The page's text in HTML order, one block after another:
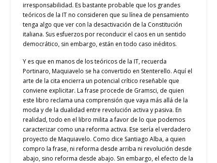
irresponsabilidad. Es bastante probable que los grandes
teóricos de la IT no consideren que su línea de pensamiento
tenga algo que ver con la desactivación de la Constitución
italiana. Sus esfuerzos por reconducir el caos en un sentido
democrático, sin embargo, están en todo caso inéditos.
Y es que en manos de los teóricos de la IT, recuerda
Portinaro, Maquiavelo se ha convertido en Stenterello. Aquí el
arte de la cita encierra un potencial crítico reseñable que
conviene explicitar. La frase procede de Gramsci, de quien
este libro reclama una comprensión que vaya más allá de la
moda y de la dualidad entre revolución activa y pasiva. En
realidad, todo en el libro milita a favor de lo que podemos
caracterizar como una reforma activa. Ese sería el verdadero
proyecto de Maquiavelo. Como dice Santiago Alba, a quien
compro la frase, ni reforma desde arriba ni revolución desde
abajo, sino reforma desde abajo. Sin embargo, el efecto de la